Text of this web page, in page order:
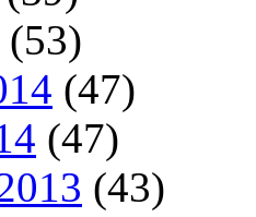
(53)
(47)
(47)
(43)